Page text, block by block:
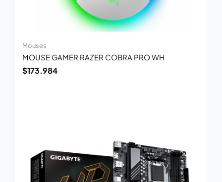
Mouses
MOUSE GAMER RAZER COBRA PRO WH
$173.984